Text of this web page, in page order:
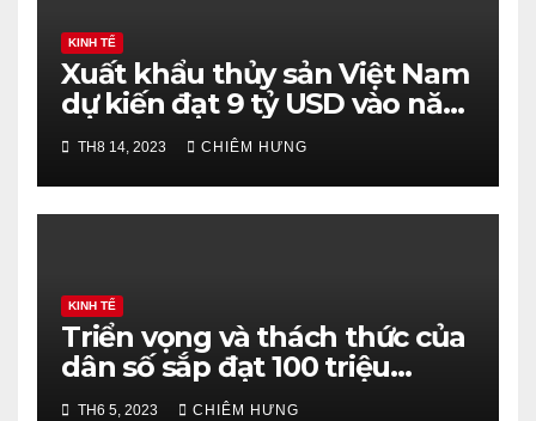
KINH TẾ
Xuất khẩu thủy sản Việt Nam
dự kiến đạt 9 tỷ USD vào năm
2023
TH8 14, 2023 CHIÊM HƯNG
KINH TẾ
Triển vọng và thách thức của
dân số sắp đạt 100 triệu
người
TH6 5, 2023 CHIÊM HƯNG